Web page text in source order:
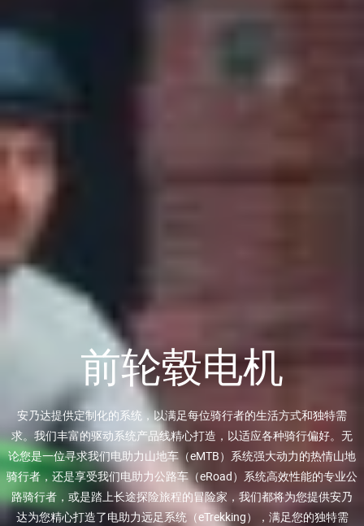
前轮毂电机
安乃达提供定制化的系统，以满足每位骑行者的生活方式和独特需
求。我们丰富的驱动系统产品线精心打造，以适应各种骑行偏好。无
论您是一位寻求我们电助力山地车（eMTB）系统强大动力的热情山地
骑行者，还是享受我们电助力公路车（eRoad）系统高效性能的专业公
路骑行者，或是踏上长途探险旅程的冒险家，我们都将为您提供安乃
达为您精心打造了电助力远足系统（eTrekking），满足您的独特需